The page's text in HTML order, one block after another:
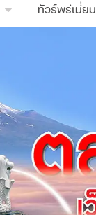
ทัวร์พรีเมี่ยม